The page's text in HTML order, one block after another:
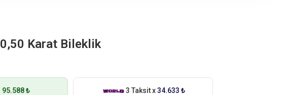
Karat Bileklik
95.588 ₺ 3 Taksit x34.633 ₺